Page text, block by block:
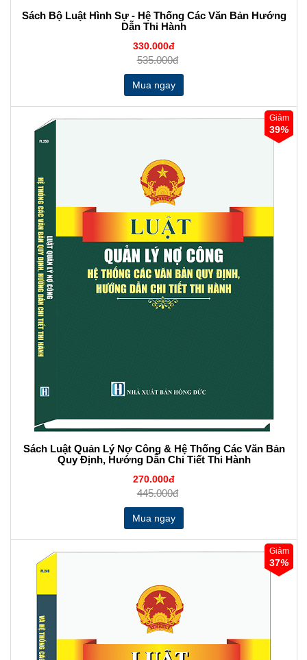
Sách Bộ Luật Hình Sự - Hệ Thống Các Văn Bản Hướng
Dẫn Thi Hành
330.000đ
535.000đ
Giảm
39%
Sách Luật Quản Lý Nợ Công & Hệ Thống Các Văn Bản
Quy Định, Hướng Dẫn Chi Tiết Thi Hành
270.000đ
445.000đ
Giảm
37%